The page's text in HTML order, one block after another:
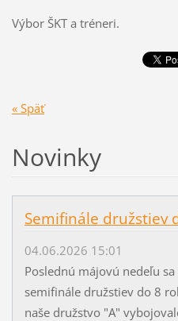
Výbor ŠKT a tréneri.
« Späť
Novinky
Semifinále družstiev
04.06.2026 15:01
Poslednú májovú nedeľu
semifinále družstiev do 8
naše družstvo "A"